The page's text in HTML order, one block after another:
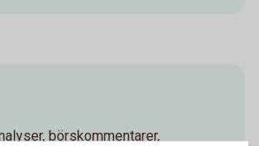
börskommentarer,